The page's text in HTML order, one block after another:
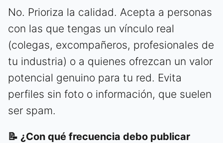
No. Prioriza la calidad. Acepta a personas
con las que tengas un vínculo real
(colegas, excompañeros, profesionales de
tu industria) o a quienes ofrezcan un valor
potencial genuino para tu red. Evita
perfiles sin foto o información, que suelen
ser spam.
📝 ¿Con qué frecuencia debo publicar